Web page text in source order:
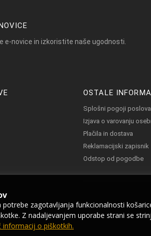
zagotavljanja funkcionalnosti
Z nadaljevanjem uporabe strani se
informacij o piškotkih.
e-novice in izkoristite naše ugodnosti.
OSTALE
Splošni pogoji
Izjava o varovanju
Plačila in dostava
Reklamacijski zapisnik
Odstop od pogodbe